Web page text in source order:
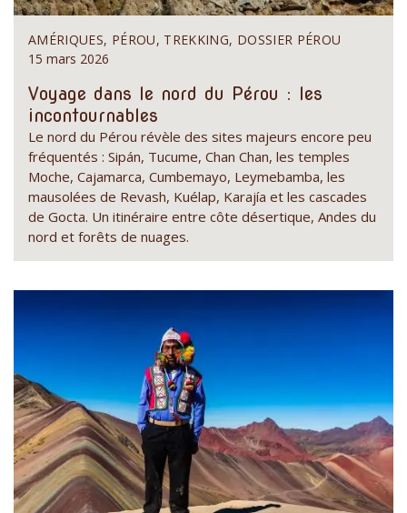
AMÉRIQUES, PÉROU, TREKKING, DOSSIER PÉROU
15 mars 2026
Voyage dans le nord du Pérou : les
incontournables
Le nord du Pérou révèle des sites majeurs encore peu
fréquentés : Sipán, Tucume, Chan Chan, les temples
Moche, Cajamarca, Cumbemayo, Leymebamba, les
mausolées de Revash, Kuélap, Karajía et les cascades
de Gocta. Un itinéraire entre côte désertique, Andes du
nord et forêts de nuages.